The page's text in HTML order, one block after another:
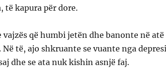
të kapura për dore.
vajzës që humbi jetën dhe banonte në
të, ajo shkruante se vuante nga
dhe se ata nuk kishin asnjë faj.